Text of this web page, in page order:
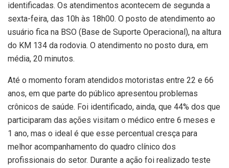
identificadas. Os atendimentos acontecem de segunda a
sexta-feira, das 10h às 18h00. O posto de atendimento ao
usuário fica na BSO (Base de Suporte Operacional), na altura
do KM 134 da rodovia. O atendimento no posto dura, em
média, 20 minutos.
Até o momento foram atendidos motoristas entre 22 e 66
anos, em que parte do público apresentou problemas
crônicos de saúde. Foi identificado, ainda, que 44% dos que
participaram das ações visitam o médico entre 6 meses e
1 ano, mas o ideal é que esse percentual cresça para
melhor acompanhamento do quadro clínico dos
profissionais do setor. Durante a ação foi realizado teste